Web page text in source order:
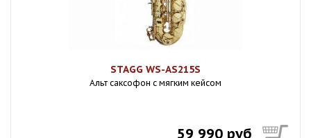
STAGG WS-AS215S
Альт саксофон с мягким кейсом
59 990 руб